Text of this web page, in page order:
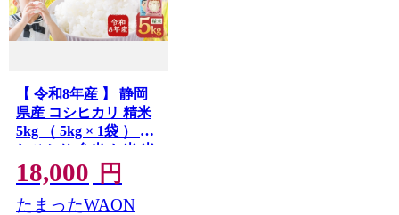
【 令和8年産 】 静岡
県産 コシヒカリ 精米
5kg （ 5kg × 1袋 ） こ
しひかり 弁当 お米 米
こめ コメ 白米 白飯 飯
ご飯 オニギリ おにぎ
り 【 2026年8月下旬～
18,000 円
たまったWAON